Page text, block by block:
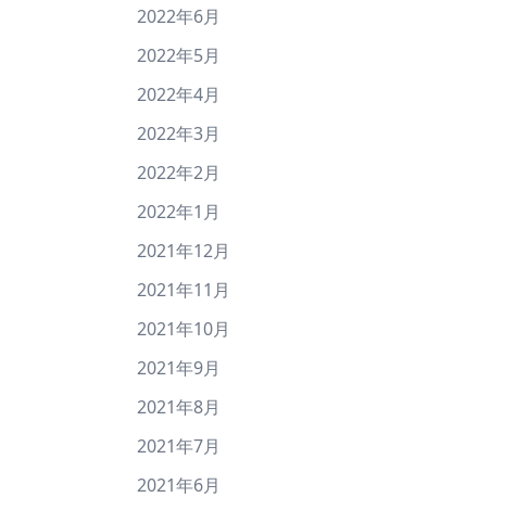
2022年6月
2022年5月
2022年4月
2022年3月
2022年2月
2022年1月
2021年12月
2021年11月
2021年10月
2021年9月
2021年8月
2021年7月
2021年6月